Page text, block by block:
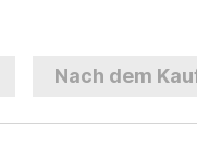
Nach dem